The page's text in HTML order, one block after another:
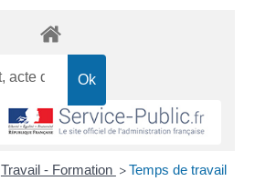
Travail - Formation >Temps de travail